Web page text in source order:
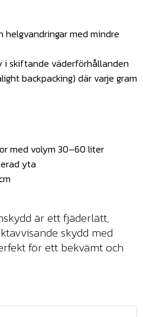
helgvandringar med mindre
i skiftande väderförhållanden
backpacking) där varje gram
med volym 30–60 liter
yta
är ett fjäderlätt,
skydd med
för ett bekvämt och